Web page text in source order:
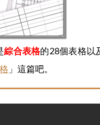
綜合表格的28個表格以
」這篇吧。